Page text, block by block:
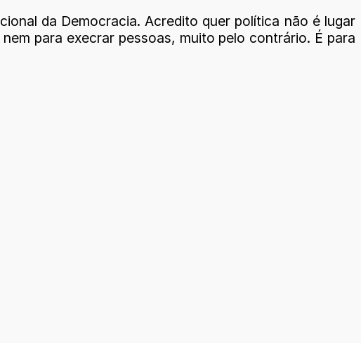
da Democracia. Acredito quer política não é lugar
para execrar pessoas, muito pelo contrário. É para